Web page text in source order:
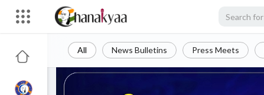
All News Bulletins Press Meets